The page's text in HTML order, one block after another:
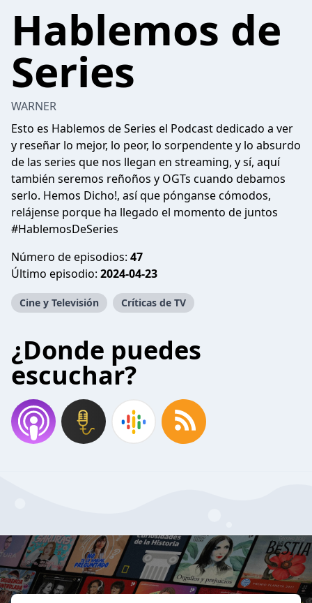
Hablemos de
Series
WARNER
Esto es Hablemos de Series el Podcast dedicado a ver
y reseñar lo mejor, lo peor, lo sorpendente y lo absurdo
de las series que nos llegan en streaming, y sí, aquí
también seremos reñoños y OGTs cuando debamos
serlo. Hemos Dicho!, así que pónganse cómodos,
relájense porque ha llegado el momento de juntos
#HablemosDeSeries
Número de episodios: 47
Último episodio: 2024-04-23
Cine y Televisión Críticas de TV
¿Donde puedes
escuchar?